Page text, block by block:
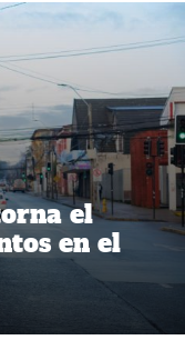
el
en el